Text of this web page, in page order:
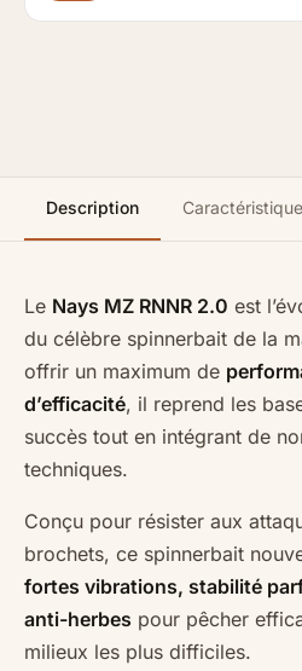
Description
Le Nays MZ RNNR 2.0 est
du célèbre spinnerbait de la
offrir un maximum de
d’efficacité, il reprend les
succès tout en intégrant de
techniques.
Conçu pour résister aux
brochets, ce spinnerbait
fortes vibrations, stabilité
anti-herbes pour pêcher
milieux les plus difficiles.